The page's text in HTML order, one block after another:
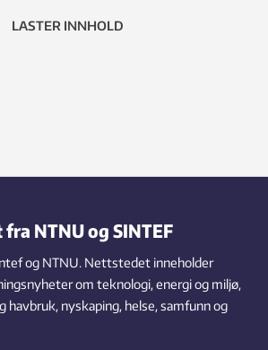
LASTER INNHOLD
NTNU og SINTEF
og NTNU. Nettstedet inneholder
om teknologi, energi og miljø,
havbruk, nyskaping, helse, samfunn og